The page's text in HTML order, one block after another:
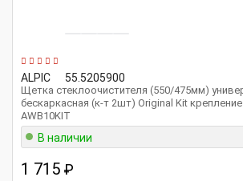
ALPIC 55.5205900
Щетка стеклоочистителя (550/475мм)
бескаркасная (к-т 2шт) Original Kit крепление
AWB10KIT
В наличии
1 715 ₽